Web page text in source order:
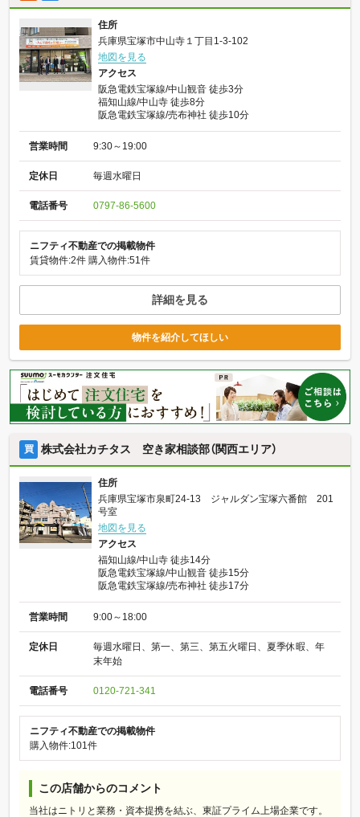
住所
兵庫県宝塚市中山寺１丁目1-3-102
地図を見る
アクセス
阪急電鉄宝塚線/中山観音 徒歩3分
福知山線/中山寺 徒歩8分
阪急電鉄宝塚線/売布神社 徒歩10分
営業時間 9:30～19:00
定休日 毎週水曜日
電話番号 0797-86-5600
ニフティ不動産での掲載物件
賃貸物件:2件 購入物件:51件
詳細を見る
物件を紹介してほしい
買 株式会社カチタス 空き家相談部（関西エリア）
住所
兵庫県宝塚市泉町24-13 ジャルダン宝塚六番館 201
号室
地図を見る
アクセス
福知山線/中山寺 徒歩14分
阪急電鉄宝塚線/中山観音 徒歩15分
阪急電鉄宝塚線/売布神社 徒歩17分
営業時間 9:00～18:00
定休日
毎週水曜日、第一、第三、第五火曜日、夏季休暇、年
末年始
電話番号 0120-721-341
ニフティ不動産での掲載物件
購入物件:101件
この店舗からのコメント
当社はニトリと業務・資本提携を結ぶ、東証プライム上場企業です。